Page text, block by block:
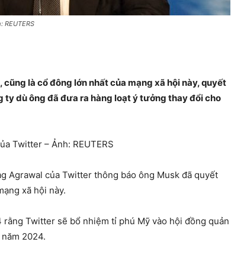
REUTERS
là cổ đông lớn nhất của mạng xã hội này, quyết
dù ông đã đưa ra hàng loạt ý tưởng thay đổi cho
Twitter – Ảnh: REUTERS
Agrawal của Twitter thông báo ông Musk đã quyết
xã hội này.
Twitter sẽ bổ nhiệm tỉ phú Mỹ vào hội đồng quản
2024.